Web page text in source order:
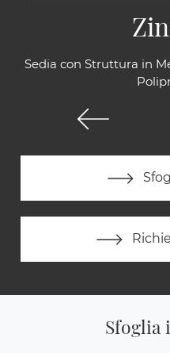
Sedia con Struttura in
Sfoglia